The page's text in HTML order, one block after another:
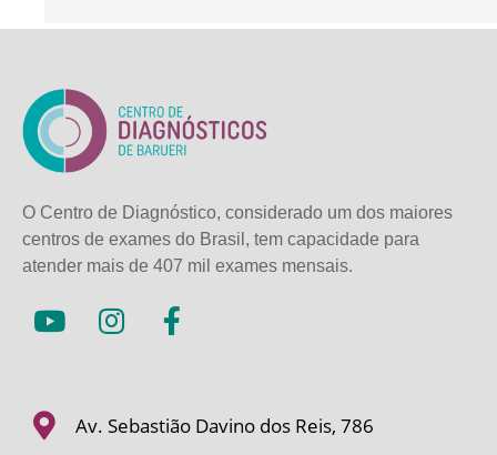
O Centro de Diagnóstico, considerado um dos maiores
centros de exames do Brasil, tem capacidade para
atender mais de 407 mil exames mensais.
Av. Sebastião Davino dos Reis, 786